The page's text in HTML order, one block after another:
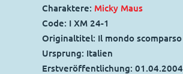
Charaktere: Micky Maus
Code: I XM 24-1
Originaltitel: Il mondo scomparso
Ursprung: Italien
Erstveröffentlichung:01.04.2004